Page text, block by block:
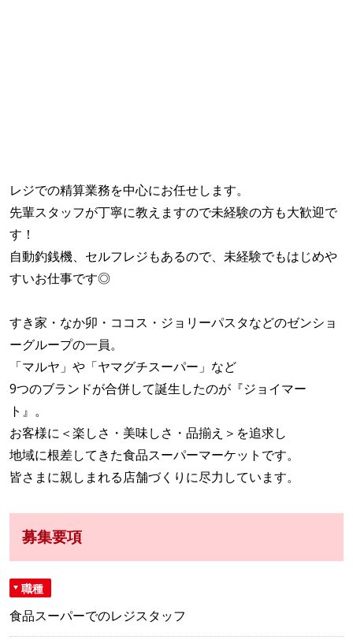
レジでの精算業務を中心にお任せします。
先輩スタッフが丁寧に教えますので未経験の方も大歓迎で
す！
自動釣銭機、セルフレジもあるので、未経験でもはじめや
すいお仕事です◎
すき家・なか卯・ココス・ジョリーパスタなどのゼンショ
ーグループの一員。
「マルヤ」や「ヤマグチスーパー」など
9つのブランドが合併して誕生したのが『ジョイマー
ト』。
お客様に＜楽しさ・美味しさ・品揃え＞を追求し
地域に根差してきた食品スーパーマーケットです。
皆さまに親しまれる店舗づくりに尽力しています。
募集要項
職種
食品スーパーでのレジスタッフ